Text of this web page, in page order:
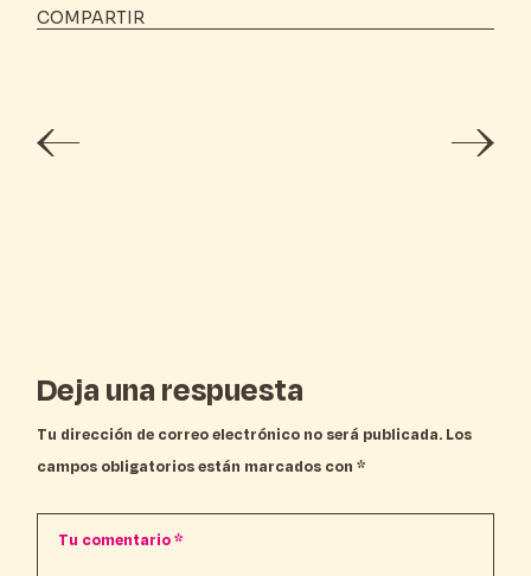
COMPARTIR
Deja una respuesta
Tu dirección de correo electrónico no será publicada. Los
campos obligatorios están marcados con*